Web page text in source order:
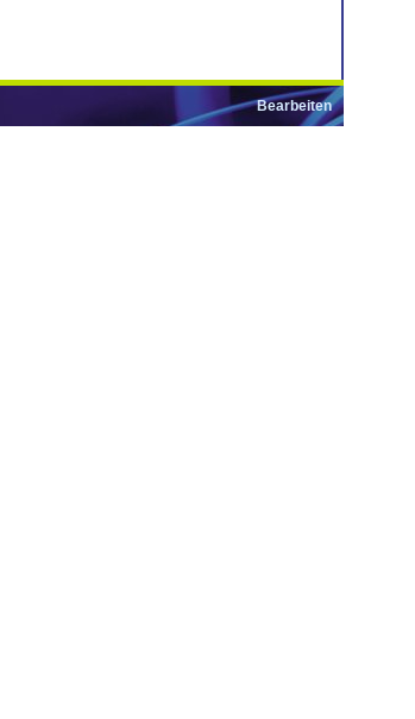
Bearbeiten